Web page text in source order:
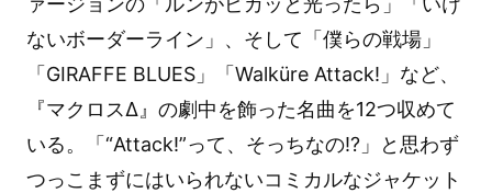
ないボーダーライン」、そして「僕らの戦場」
「GIRAFFE BLUES」「Walküre Attack!」など、
『マクロスΔ』の劇中を飾った名曲を12つ収めて
いる。「“Attack!”って、そっちなの!?」と思わず
つっこまずにはいられないコミカルなジャケット